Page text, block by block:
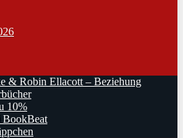
& Robin Ellacott – Beziehung
10%
BookBeat